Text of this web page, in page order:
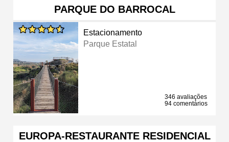
PARQUE DO BARROCAL
Estacionamento
Parque Estatal
346 avaliações
94 comentários
EUROPA-RESTAURANTE RESIDENCIAL